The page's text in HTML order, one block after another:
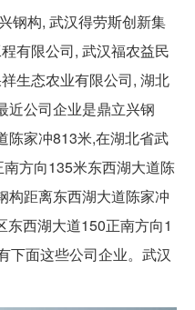
钢构, 武汉得劳斯创新集
有限公司, 武汉福农益民
生态农业有限公司, 湖北
近公司企业是鼎立兴钢
陈家冲813米,在湖北省武
方向135米东西湖大道陈
构距离东西湖大道陈家冲
西湖大道150正南方向1
下面这些公司企业。武汉